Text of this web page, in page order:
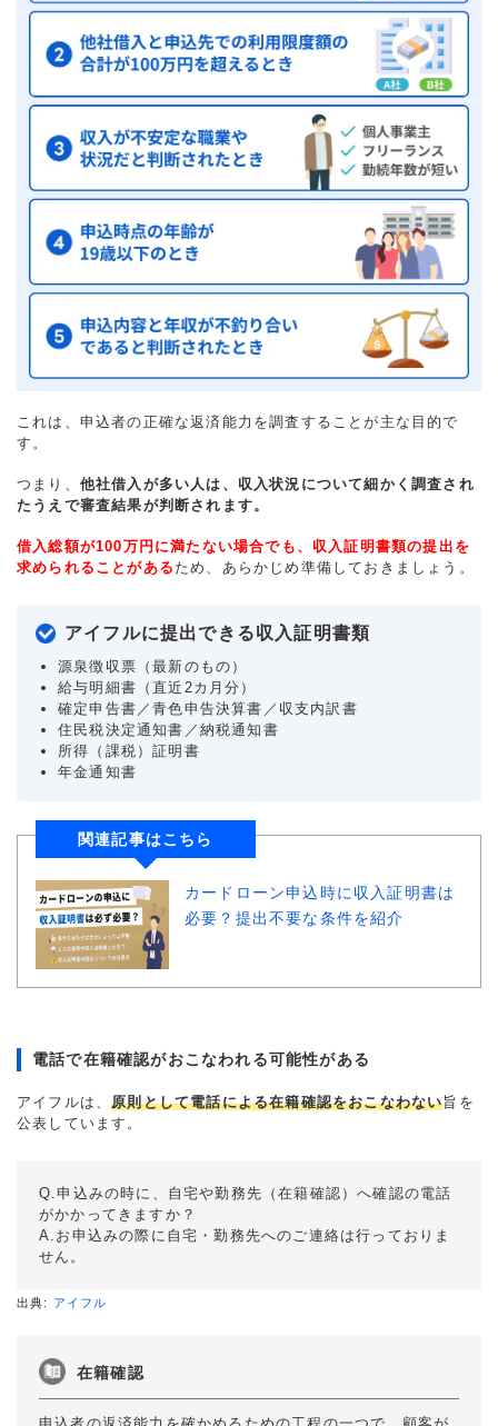
これは、申込者の正確な返済能力を調査することが主な目的で
す。
つまり、 他社借入が多い人は、収入状況について細かく調査され
たうえで審査結果が判断されます。
借入総額が100万円に満たない場合でも、収入証明書類の提出を
求められることがある ため、あらかじめ準備しておきましょう。
アイフルに提出できる収入証明書類
源泉徴収票（最新のもの）
給与明細書（直近2カ月分）
確定申告書／青色申告決算書／収支内訳書
住民税決定通知書／納税通知書
所得（課税）証明書
年金通知書
関連記事はこちら
カードローン申込時に収入証明書は
必要？提出不要な条件を紹介
電話で在籍確認がおこなわれる可能性がある
アイフルは、原則として電話による在籍確認をおこなわない旨を
公表しています。
Q.申込みの時に、自宅や勤務先（在籍確認）へ確認の電話
がかかってきますか？
A.お申込みの際に自宅・勤務先へのご連絡は行っておりま
せん。
出典: アイフル
在籍確認